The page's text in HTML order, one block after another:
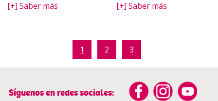
[+] Saber más [+] Saber más
1 2 3
Síguenos en redes sociales: